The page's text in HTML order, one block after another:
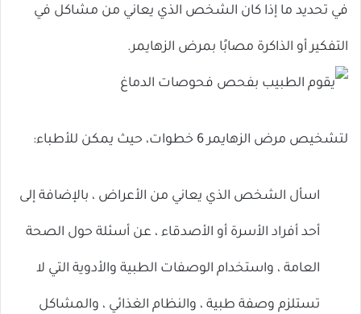
في تحديد ما إذا كان الشخص الذي يعاني من مشاكل في
التفكير أو الذاكرة مصابًا بمرض الزهايمر.
لتشخيص مرض الزهايمر 6 خطوات، حيث يمكن للأطباء:
اسأل الشخص الذي يعاني من الأعراض ، بالإضافة إلى
أحد أفراد الأسرة أو الأصدقاء ، عن أسئلة حول الصحة
العامة ، واستخدام الوصفات الطبية والأدوية التي لا
تستلزم وصفة طبية ، والنظام الغذائي ، والمشاكل